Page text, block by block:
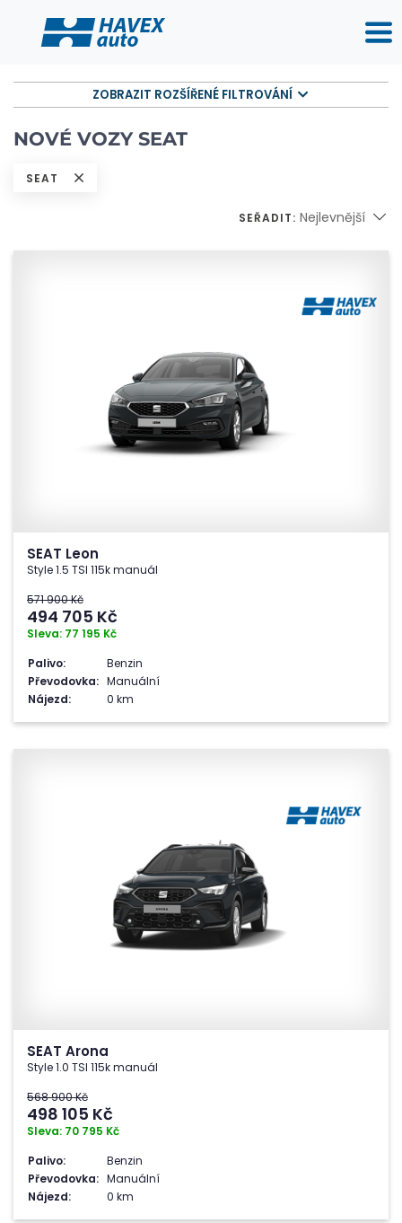
ZOBRAZIT ROZŠÍŘENÉ FILTROVÁNÍ
NOVÉ VOZY SEAT
SEAT
SEŘADIT: Nejlevnější
SEAT Leon
Style 1.5 TSI 115k manuál
571 900 Kč
494 705 Kč
Sleva: 77 195 Kč
Palivo:
Benzin
Převodovka: Manuální
Nájezd:
0 km
SEAT Arona
Style 1.0 TSI 115k manuál
568 900 Kč
498 105 Kč
Sleva: 70 795 Kč
Palivo:
Benzin
Převodovka: Manuální
Nájezd:
0 km